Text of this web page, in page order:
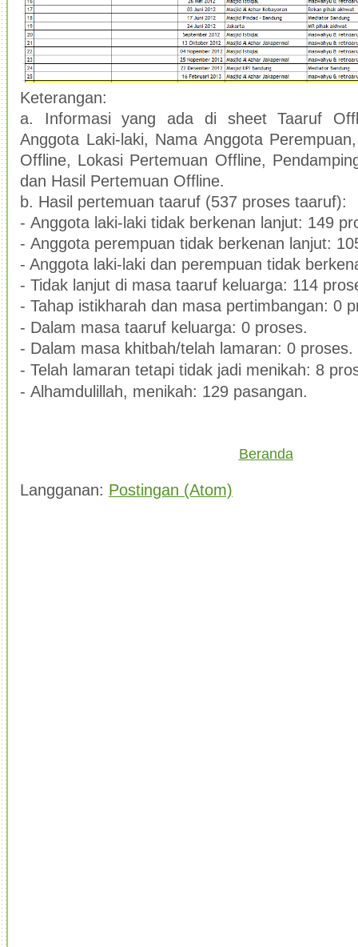
Keterangan:
a. Informasi yang ada di sheet Taaruf
Anggota Laki-laki, Nama Anggota
Offline, Lokasi Pertemuan Offline,
dan Hasil Pertemuan Offline.
b. Hasil pertemuan taaruf (537 proses taaruf):
- Anggota laki-laki tidak berkenan lanjut: 149
- Anggota perempuan tidak berkenan lanjut:
- Anggota laki-laki dan perempuan tidak
- Tidak lanjut di masa taaruf keluarga: 114
- Tahap istikharah dan masa pertimbangan: 0
- Dalam masa taaruf keluarga: 0 proses.
- Dalam masa khitbah/telah lamaran: 0 proses.
- Telah lamaran tetapi tidak jadi menikah: 8
- Alhamdulillah, menikah: 129 pasangan.
Beranda
Langganan: Postingan (Atom)